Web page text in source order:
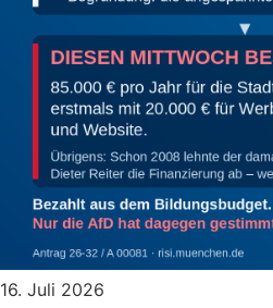
16. Juli 2026